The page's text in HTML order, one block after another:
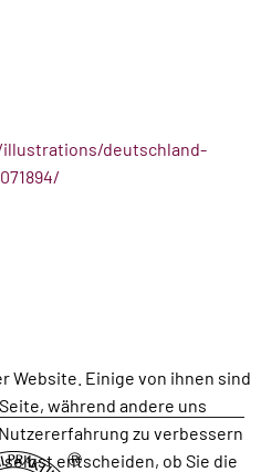
deutschland-
Website. Einige von ihnen sind
während andere uns
zu verbessern
selbst entscheiden, ob Sie die